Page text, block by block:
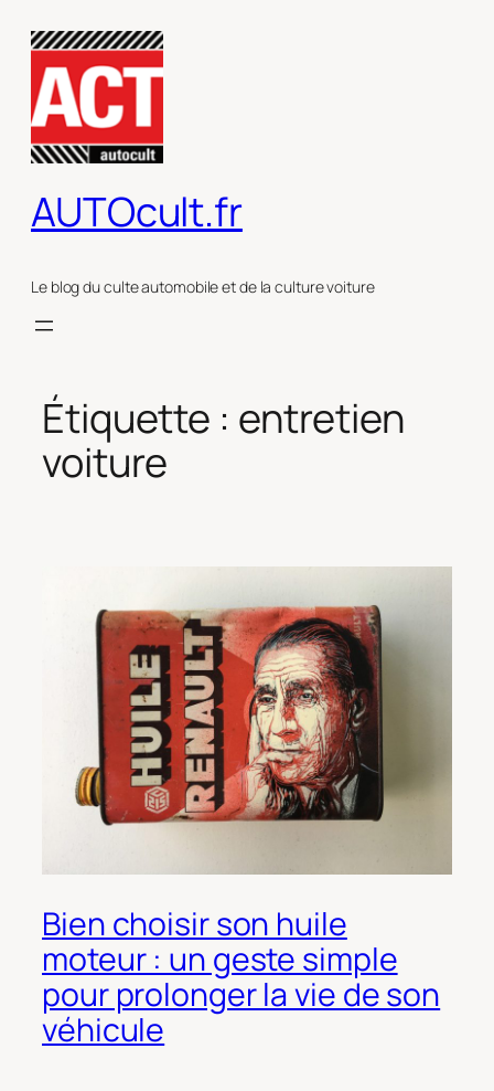
contenu
AUTOcult.fr
Le blog du culte automobile et de la culture voiture
Étiquette : entretien
voiture
Bien choisir son huile
moteur : un geste simple
pour prolonger la vie de son
véhicule